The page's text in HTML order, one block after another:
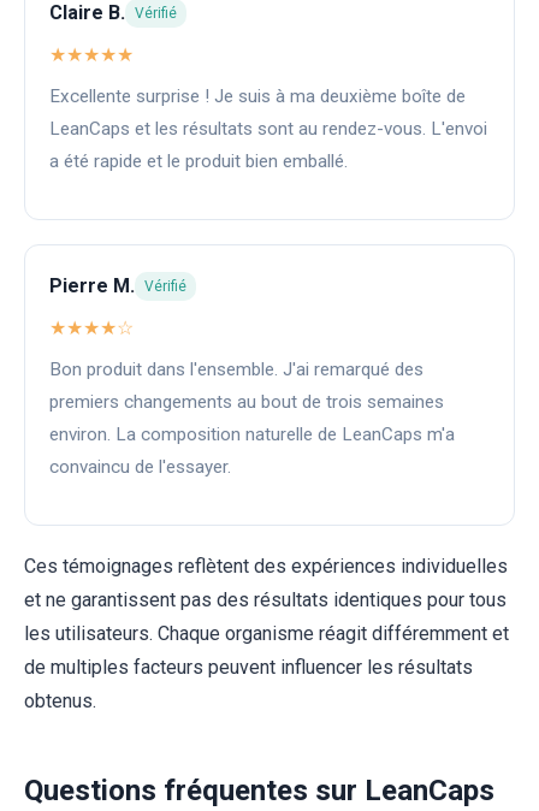
Claire B. Vérifié
★★★★★
Excellente surprise ! Je suis à ma deuxième boîte de
LeanCaps et les résultats sont au rendez-vous. L'envoi
a été rapide et le produit bien emballé.
Pierre M. Vérifié
★★★★☆
Bon produit dans l'ensemble. J'ai remarqué des
premiers changements au bout de trois semaines
environ. La composition naturelle de LeanCaps m'a
convaincu de l'essayer.
Ces témoignages reflètent des expériences individuelles
et ne garantissent pas des résultats identiques pour tous
les utilisateurs. Chaque organisme réagit différemment et
de multiples facteurs peuvent influencer les résultats
obtenus.
Questions fréquentes sur LeanCaps